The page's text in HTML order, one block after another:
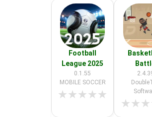
Football
League 2025
0.1.55
MOBILE SOCCER
★★★★★
★★★